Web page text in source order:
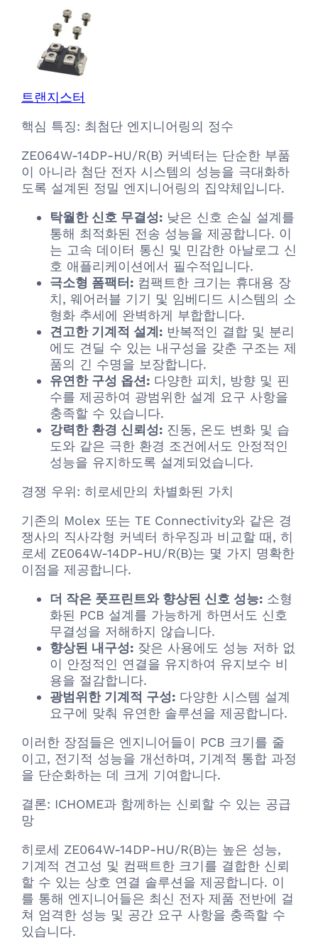
트랜지스터
핵심 특징: 최첨단 엔지니어링의 정수
ZE064W-14DP-HU/R(B) 커넥터는 단순한 부품
이 아니라 첨단 전자 시스템의 성능을 극대화하
도록 설계된 정밀 엔지니어링의 집약체입니다.
탁월한 신호 무결성: 낮은 신호 손실 설계를
통해 최적화된 전송 성능을 제공합니다. 이
는 고속 데이터 통신 및 민감한 아날로그 신
호 애플리케이션에서 필수적입니다.
극소형 폼팩터: 컴팩트한 크기는 휴대용 장
치, 웨어러블 기기 및 임베디드 시스템의 소
형화 추세에 완벽하게 부합합니다.
견고한 기계적 설계: 반복적인 결합 및 분리
에도 견딜 수 있는 내구성을 갖춘 구조는 제
품의 긴 수명을 보장합니다.
유연한 구성 옵션: 다양한 피치, 방향 및 핀
수를 제공하여 광범위한 설계 요구 사항을
충족할 수 있습니다.
강력한 환경 신뢰성: 진동, 온도 변화 및 습
도와 같은 극한 환경 조건에서도 안정적인
성능을 유지하도록 설계되었습니다.
경쟁 우위: 히로세만의 차별화된 가치
기존의 Molex 또는 TE Connectivity와 같은 경
쟁사의 직사각형 커넥터 하우징과 비교할 때, 히
로세 ZE064W-14DP-HU/R(B)는 몇 가지 명확한
이점을 제공합니다.
더 작은 풋프린트와 향상된 신호 성능: 소형
화된 PCB 설계를 가능하게 하면서도 신호
무결성을 저해하지 않습니다.
향상된 내구성: 잦은 사용에도 성능 저하 없
이 안정적인 연결을 유지하여 유지보수 비
용을 절감합니다.
광범위한 기계적 구성: 다양한 시스템 설계
요구에 맞춰 유연한 솔루션을 제공합니다.
이러한 장점들은 엔지니어들이 PCB 크기를 줄
이고, 전기적 성능을 개선하며, 기계적 통합 과정
을 단순화하는 데 크게 기여합니다.
결론: ICHOME과 함께하는 신뢰할 수 있는 공급
망
히로세 ZE064W-14DP-HU/R(B)는 높은 성능,
기계적 견고성 및 컴팩트한 크기를 결합한 신뢰
할 수 있는 상호 연결 솔루션을 제공합니다. 이
를 통해 엔지니어들은 최신 전자 제품 전반에 걸
쳐 엄격한 성능 및 공간 요구 사항을 충족할 수
있습니다.